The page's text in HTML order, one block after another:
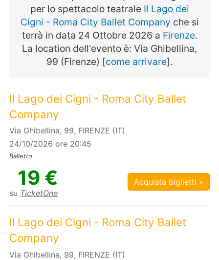
per lo spettacolo teatrale Il Lago dei
Cigni - Roma City Ballet Company che si
terrà in data 24 Ottobre 2026 a Firenze.
La location dell'evento è: Via Ghibellina,
99 (Firenze) [come arrivare].
Il Lago dei Cigni - Roma City Ballet
Company
Via Ghibellina, 99, FIRENZE (IT)
24/10/2026 ore 20:45
Balletto
19 €
su TicketOne
Acquista biglietti »
Il Lago dei Cigni - Roma City Ballet
Company
Via Ghibellina, 99, FIRENZE (IT)